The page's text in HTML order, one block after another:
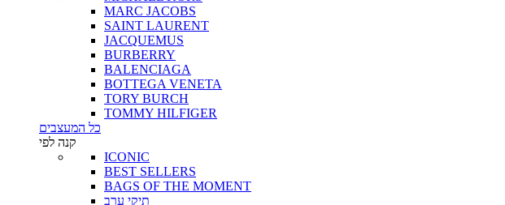
MARC JACOBS
SAINT LAURENT
JACQUEMUS
BURBERRY
BALENCIAGA
BOTTEGA VENETA
TORY BURCH
TOMMY HILFIGER
כל המעצבים
קנה לפי
ICONIC
BEST SELLERS
BAGS OF THE MOMENT
תיקי ערב